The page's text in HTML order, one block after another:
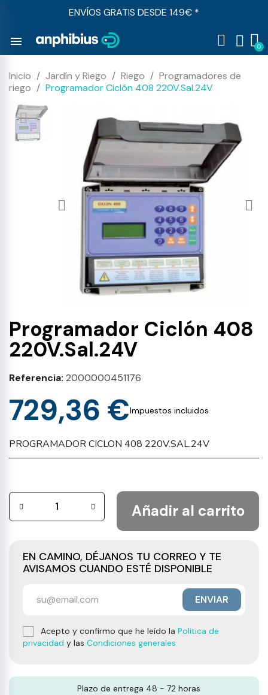
ENVÍOS GRATIS DESDE 149€ *
menu
Inicio Jardín y Riego Riego
Programadores de
riego
Programador Ciclón 408 220V.Sal.24V
Programador Ciclón 408
220V.Sal.24V
Referencia 2000000451176
729,36 €Impuestos incluidos
PROGRAMADOR CICLON 408 220V.SAL.24V
Añadir al carrito
EN CAMINO, DÉJANOS TU CORREO Y TE
AVISAMOS CUANDO ESTÉ DISPONIBLE
ENVIAR
Acepto y confirmo que he leído la Politica de
privacidad y las Condiciones generales
Plazo de entrega 48 - 72 horas